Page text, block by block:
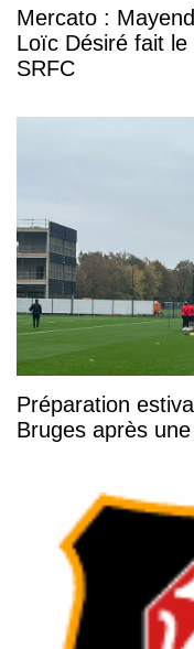
Mercato :
Loïc Désiré fait
SRFC
Préparation
Bruges après